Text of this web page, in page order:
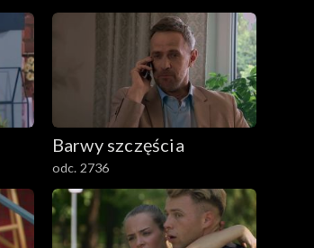
Barwy szczęścia
odc. 2736